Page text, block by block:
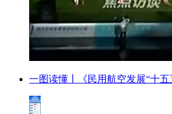
一图读懂丨《民用航空发展“十五